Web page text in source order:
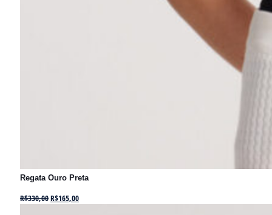
Regata Ouro Preta
R$330,00R$165,00